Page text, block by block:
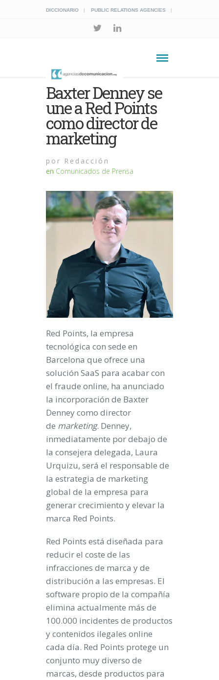
DICCIONARIO PUBLIC RELATIONS AGENCIES
Baxter Denney se
une a Red Points
como director de
marketing
por Redacción
en Comunicados de Prensa
Red Points, la empresa
tecnológica con sede en
Barcelona que ofrece una
solución SaaS para acabar con
el fraude online, ha anunciado
la incorporación de Baxter
Denney como director
de marketing. Denney,
inmediatamente por debajo de
la consejera delegada, Laura
Urquizu, será el responsable de
la estrategia de marketing
global de la empresa para
generar crecimiento y elevar la
marca Red Points.
Red Points está diseñada para
reducir el coste de las
infracciones de marca y de
distribución a las empresas. El
software propio de la compañía
elimina actualmente más de
100.000 incidentes de productos
y contenidos ilegales online
cada día. Red Points protege un
conjunto muy diverso de
marcas, desde productos para